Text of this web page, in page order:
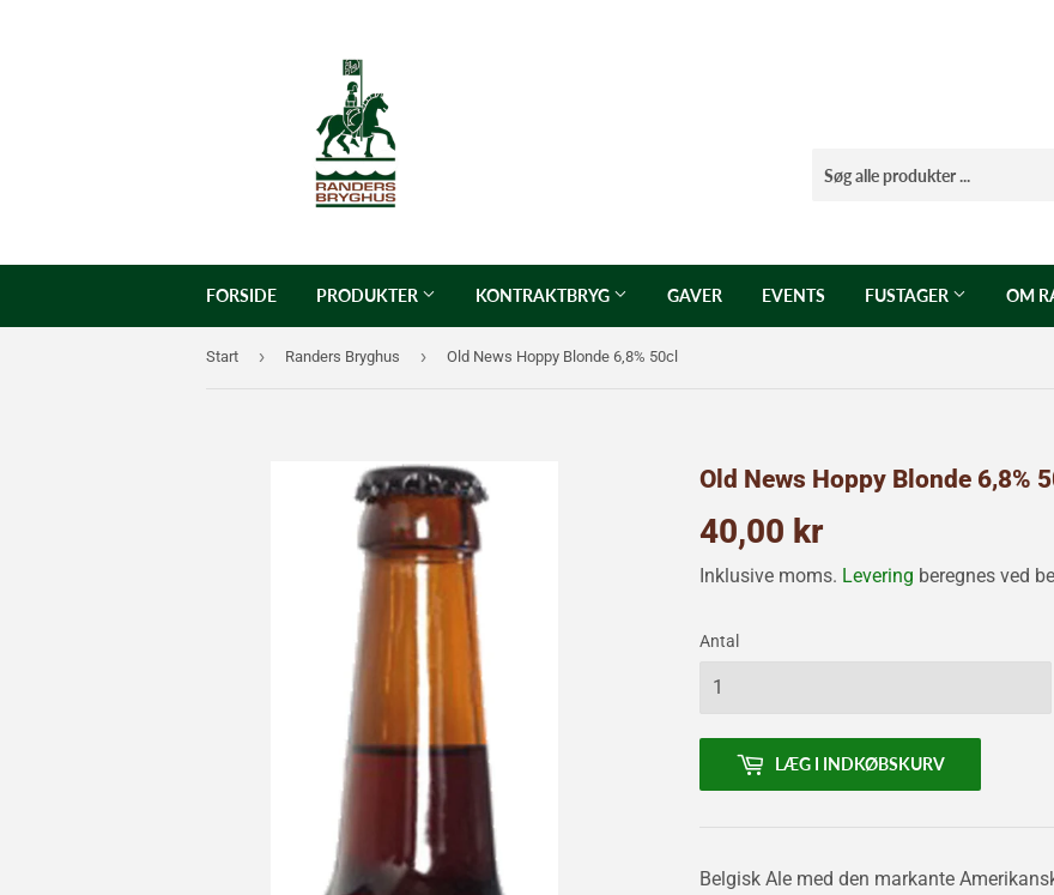
FORSIDE PRODUKTER KONTRAKTBRYG GAVER EVENTS FUSTAGER OM
Start › Randers Bryghus › Old News Hoppy Blonde 6,8% 50cl
Old News Hoppy Blonde 6,8%
40,00 kr
kr
Inklusive moms. Levering beregnes ved
Antal
LÆG I INDKØBSKURV
Belgisk Ale med den markante